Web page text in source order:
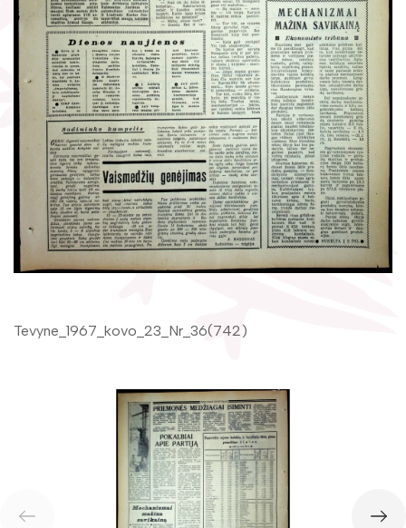
Gaunami periodiniai leidiniai
Tarpbibliotekinis abonementas
Knygomatai
Internetas
Klubai
Literatų klubas „Polėkis“
Interaktyvi kelionė
Gabrielės Petkevičaitės-Bitės literatūrinė
premija
Bibliotekos 70-metis
Virtuali biblioteka
Tevyne_1967_kovo_23_Nr_36(742)